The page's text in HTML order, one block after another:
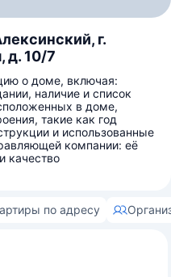
г.
д. 10/7
о доме, включая:
наличие и список
в доме,
такие как год
и использованные
компании: её
качество
по адресу